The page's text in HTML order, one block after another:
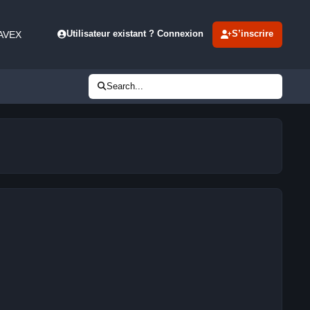
Utilisateur existant ? Connexion S’inscrire
Search...